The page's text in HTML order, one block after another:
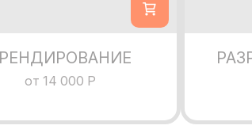
от 14 000 Р